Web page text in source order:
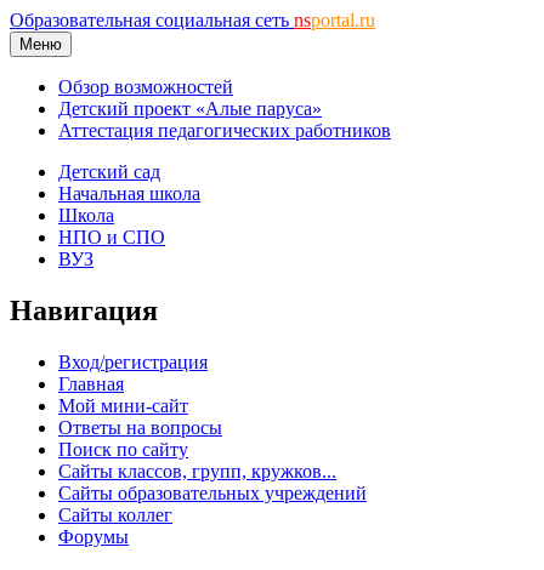
Образовательная социальная сеть nsportal.ru
Меню
Обзор возможностей
Детский проект «Алые паруса»
Аттестация педагогических работников
Детский сад
Начальная школа
Школа
НПО и СПО
ВУЗ
Навигация
Вход/регистрация
Главная
Мой мини-сайт
Ответы на вопросы
Поиск по сайту
Сайты классов, групп, кружков...
Сайты образовательных учреждений
Сайты коллег
Форумы